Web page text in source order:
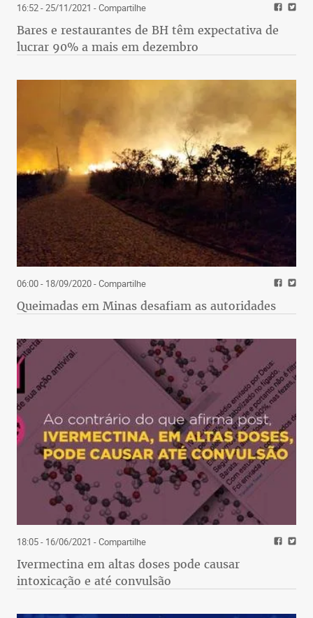
16:52 - 25/11/2021 - Compartilhe
Bares e restaurantes de BH têm expectativa de
lucrar 90% a mais em dezembro
06:00 - 18/09/2020- Compartilhe
Queimadas em Minas desafiam as autoridades
18:05 - 16/06/2021 - Compartilhe
Ivermectina em altas doses pode causar
intoxicação e até convulsão